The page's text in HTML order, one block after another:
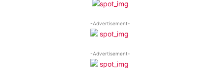
-Advertisement-
-Advertisement-